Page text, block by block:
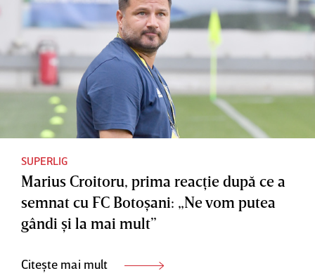
SUPERLIG
Marius Croitoru, prima reacţie după ce a
semnat cu FC Botoşani: „Ne vom putea
gândi şi la mai mult”
Citește mai mult